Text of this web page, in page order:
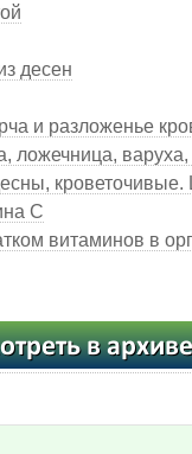
десен
и разложенье
ложечница,
кроветочивые.
С
витаминов в